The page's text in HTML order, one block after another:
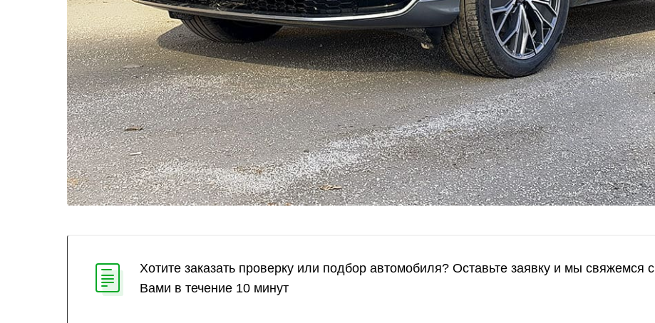
Хотите заказать проверку или подбор автомобиля? Оставьте заявку и мы свяжемся с
Вами в течение 10 минут